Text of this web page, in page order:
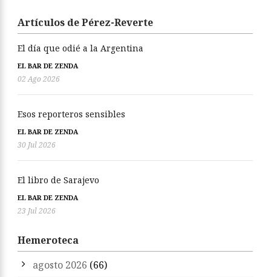
Artículos de Pérez-Reverte
El día que odié a la Argentina
EL BAR DE ZENDA
02 Ago 2026
Esos reporteros sensibles
EL BAR DE ZENDA
30 Jul 2026
El libro de Sarajevo
EL BAR DE ZENDA
23 Jul 2026
Hemeroteca
agosto 2026 (66)